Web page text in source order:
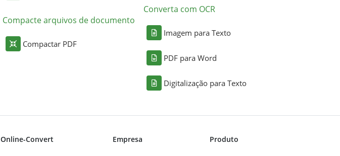
Compacte arquivos de documento
Compactar PDF
Converta com OCR
Imagem para Texto
PDF para Word
Digitalização para Texto
Online-Convert Empresa Produto